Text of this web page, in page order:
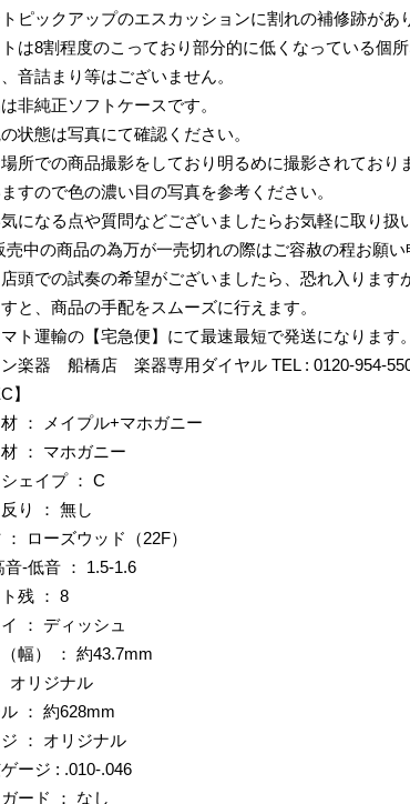
ピックアップのエスカッションに割れの補修跡があ
は8割程度のこっており部分的に低くなっている個所
音詰まり等はございません。
非純正ソフトケースです。
状態は写真にて確認ください。
所での商品撮影をしており明るめに撮影されており
すので色の濃い目の写真を参考ください。
になる点や質問などございましたらお気軽に取り扱
売中の商品の為万が一売切れの際はご容赦の程お願い
店頭での試奏の希望がございましたら、恐れ入ります
と、商品の手配をスムーズに行えます。
ト運輸の【宅急便】にて最速最短で発送になります。
楽器 船橋店 楽器専用ダイヤル TEL : 0120-954-
】
： メイプル+マホガニー
： マホガニー
ェイプ ： C
り ： 無し
ローズウッド（22F）
音-低音 ： 1.5-1.6
残 ： 8
： ディッシュ
幅） ： 約43.7mm
オリジナル
： 約628mm
： オリジナル
ージ : .010-.046
ード ： なし